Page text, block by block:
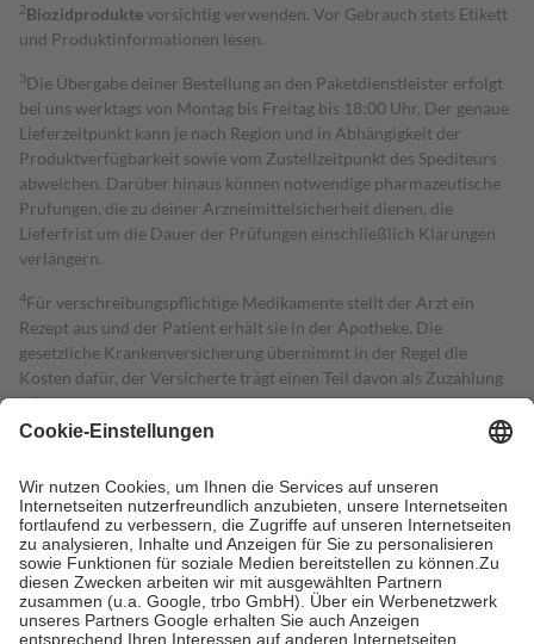
2Biozidproduktevorsichtig verwenden. Vor Gebrauch stets Etikett
und Produktinformationen lesen.
3Die Übergabe deiner Bestellung an den Paketdienstleister erfolgt
bei uns werktags von Montag bis Freitag bis 18:00 Uhr. Der genaue
Lieferzeitpunkt kann je nach Region und in Abhängigkeit der
Produktverfügbarkeit sowie vom Zustellzeitpunkt des Spediteurs
abweichen. Darüber hinaus können notwendige pharmazeutische
Prüfungen, die zu deiner Arzneimittelsicherheit dienen, die
Lieferfrist um die Dauer der Prüfungen einschließlich Klärungen
verlängern.
4Für verschreibungspflichtige Medikamente stellt der Arzt ein
Rezept aus und der Patient erhält sie in der Apotheke. Die
gesetzliche Krankenversicherung übernimmt in der Regel die
Kosten dafür, der Versicherte trägt einen Teil davon als Zuzahlung
mit.
Grundsätzlich leisten Mitglieder Zuzahlungen in Höhe von zehn
höchstens zehn Euro.
Es sind jedoch nie mehr als die tatsächlichen
Kosten der Leistung zu entrichten.
Diese Regeln gelten grundsätzlich auch für Online-Apotheken.
Bei Heilmitteln und häuslicher Krankenpflege beträgt die
Zuzahlung zehn Prozent der Kosten sowie zehn Euro je
Verordnung.
Um das Engagement der Versicherten für ihre eigene Gesundheit zu